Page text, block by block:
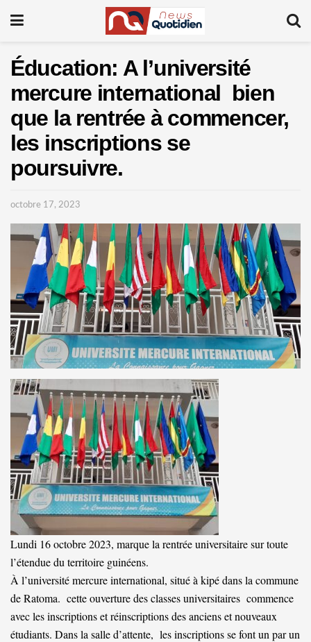
Éducation: A l’université
mercure international bien
que la rentrée à commencer,
les inscriptions se
poursuivre.
octobre 17, 2023
Lundi 16 octobre 2023, marque la rentrée universitaire sur toute
l’étendue du territoire guinéens.
À l’université mercure international, situé à kipé dans la commune
de Ratoma. cette ouverture des classes universitaires commence
avec les inscriptions et réinscriptions des anciens et nouveaux
étudiants. Dans la salle d’attente, les inscriptions se font un par un